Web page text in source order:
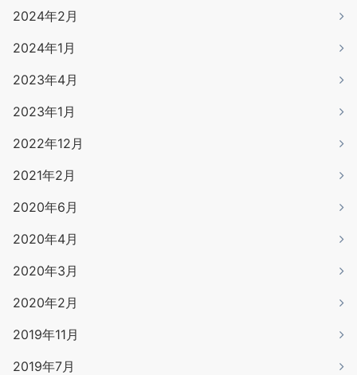
2024年2月
2024年1月
2023年4月
2023年1月
2022年12月
2021年2月
2020年6月
2020年4月
2020年3月
2020年2月
2019年11月
2019年7月